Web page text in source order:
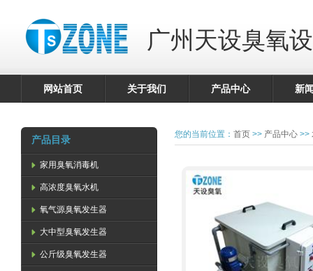
广州天设臭氧
网站首页 关于我们 产品中心 新
产品目录
家用臭氧消毒机
高浓度臭氧水机
氧气源臭氧发生器
大中型臭氧发生器
公斤级臭氧发生器
您的当前位置： 首页 >> 产品中心 >>